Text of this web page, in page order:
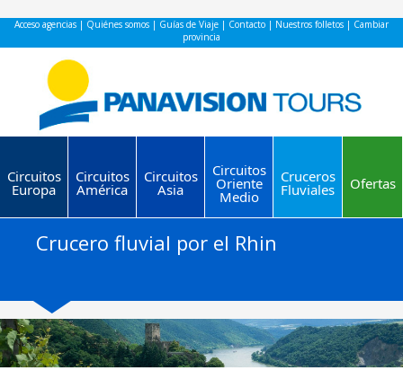
Acceso agencias | Quiénes somos | Guías de Viaje | Contacto | Nuestros folletos | Cambiar
provincia
Circuitos
Europa
Circuitos
América
Circuitos
Asia
Circuitos
Oriente
Medio
Cruceros
Fluviales Ofertas
Crucero fluvial por el Rhin